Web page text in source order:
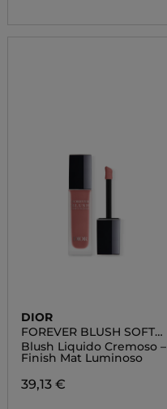
DIOR
FOREVER BLUSH SOFT
FILTER
Blush Liquido Cremoso –
Finish Mat Luminoso
39,13 €